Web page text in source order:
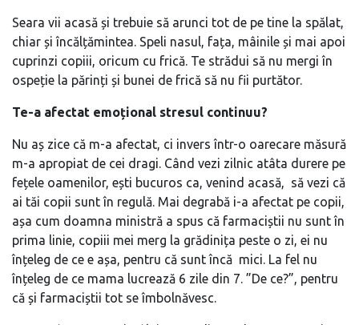
Seara vii acasă și trebuie să arunci tot de pe tine la spălat,
chiar și încălțămintea. Speli nasul, fața, mâinile și mai apoi
cuprinzi copiii, oricum cu frică. Te strădui să nu mergi în
ospeție la părinți și bunei de frică să nu fii purtător.
Te-a afectat emoțional stresul continuu?
Nu aș zice că m-a afectat, ci invers într-o oarecare măsură
m-a apropiat de cei dragi. Când vezi zilnic atâta durere pe
fețele oamenilor, ești bucuros ca, venind acasă, să vezi că
ai tăi copii sunt în regulă. Mai degrabă i-a afectat pe copii,
așa cum doamna ministră a spus că farmaciștii nu sunt în
prima linie, copiii mei merg la grădinița peste o zi, ei nu
înțeleg de ce e așa, pentru că sunt încă mici. La fel nu
înțeleg de ce mama lucrează 6 zile din 7. ”De ce?”, pentru
că și farmaciștii tot se îmbolnăvesc.